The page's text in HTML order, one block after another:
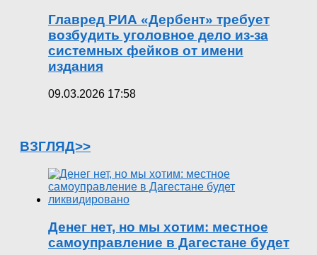
Главред РИА «Дербент» требует
возбудить уголовное дело из-за
системных фейков от имени
издания
09.03.2026 17:58
ВЗГЛЯД>>
Денег нет, но мы хотим: местное
самоуправление в Дагестане будет